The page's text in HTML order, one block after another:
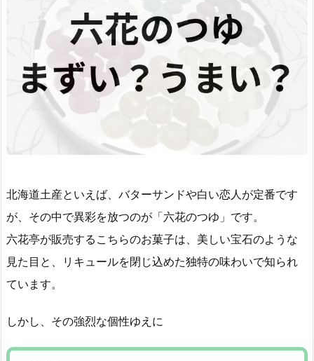
北海道土産といえば、バターサンドや白い恋人が定番です
が、その中で異彩を放つのが「六花のつゆ」です。
六花亭が販売するこちらのお菓子は、美しい宝石のような
見た目と、リキュールを閉じ込めた独特の味わいで知られ
ています。
しかし、その強烈な個性ゆえに